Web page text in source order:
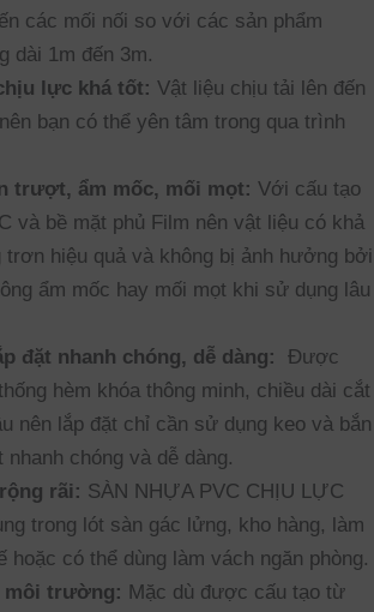
các mối nối so với các sản phẩm
dài 1m đến 3m.
lực khá tốt: Vật liệu chịu tải lên đến
bạn có thể yên tâm trong qua trình
trượt, ẩm mốc, mối mọt: Với cấu tạo
và bề mặt phủ Film nên vật liệu có khả
trơn hiệu quả và không bị ảnh hưởng bởi
ẩm mốc hay mối mọt khi sử dụng lâu
đặt nhanh chóng, dễ dàng:
Được
hèm khóa thông minh, chiều dài cắt
nên lắp đặt chỉ cần sử dụng keo và bắn
nhanh chóng và dễ dàng.
rãi: SÀN NHỰA PVC CHỊU LỰC
trong lót sàn gác lửng, kho hàng, làm
hoặc có thể dùng làm vách ngăn phòng.
môi trường: Mặc dù được cấu tạo từ